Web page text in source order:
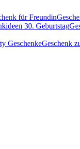
für Freundin
30. Geburtstag
GeschenkeGeschenk